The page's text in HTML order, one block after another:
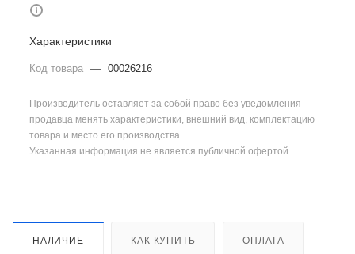
Характеристики
Код товара — 00026216
Производитель оставляет за собой право без уведомления
продавца менять характеристики, внешний вид, комплектацию
товара и место его производства.
Указанная информация не является публичной офертой
НАЛИЧИЕ КАК КУПИТЬ ОПЛАТА